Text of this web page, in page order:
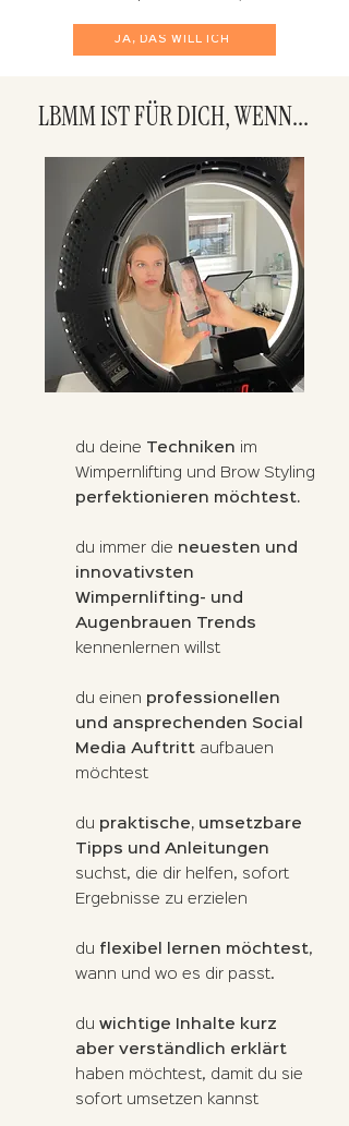
JA, DAS WILL ICH
LBMM IST FÜR DICH, WENN...
du deine Techniken im
Wimpernlifting und Brow Styling
perfektionieren möchtest.
du immer die neuesten und
innovativsten
Wimpernlifting- und
Augenbrauen Trends
kennenlernen willst
du einen professionellen
und ansprechenden Social
Media Auftritt aufbauen
möchtest
du praktische, umsetzbare
Tipps und Anleitungen
suchst, die dir helfen, sofort
Ergebnisse zu erzielen
du flexibel lernen möchtest,
wann und wo es dir passt.
du wichtige Inhalte kurz
aber verständlich erklärt
haben möchtest, damit du sie
sofort umsetzen kannst